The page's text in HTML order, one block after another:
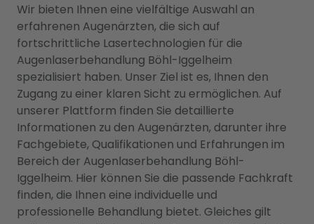
Wir bieten Ihnen eine vielfältige Auswahl an
erfahrenen Augenärzten, die sich auf
fortschrittliche Lasertechnologien für die
Augenlaserbehandlung Böhl-Iggelheim
spezialisiert haben. Unser Ziel ist es, Ihnen den
Zugang zu einer klaren Sicht zu ermöglichen. Auf
unserer Plattform finden Sie detaillierte
Informationen zu den Augenärzten, darunter ihre
Fachgebiete, Qualifikationen und Erfahrungen im
Bereich der Augenlaserbehandlung Böhl-
Iggelheim. Hier können Sie die passende Fachkraft
finden, die Ihnen eine individuelle und
professionelle Behandlung bietet. Gleiches gilt